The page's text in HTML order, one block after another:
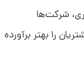
شرکت‌ها
را بهتر برآورده